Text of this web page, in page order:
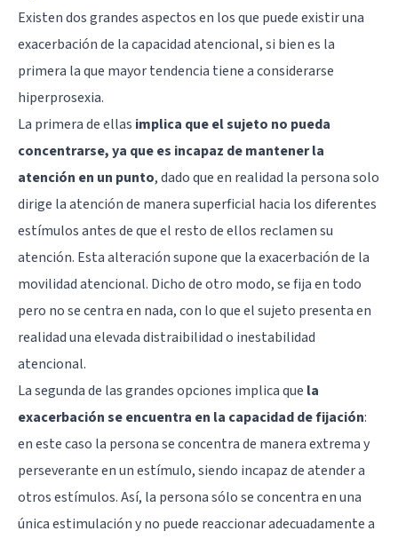
Existen dos grandes aspectos en los que puede existir una
exacerbación de la capacidad atencional, si bien es la
primera la que mayor tendencia tiene a considerarse
hiperprosexia.
La primera de ellas implica que el sujeto no pueda
concentrarse, ya que es incapaz de mantener la
atención en un punto, dado que en realidad la persona solo
dirige la atención de manera superficial hacia los diferentes
estímulos antes de que el resto de ellos reclamen su
atención. Esta alteración supone que la exacerbación de la
movilidad atencional. Dicho de otro modo, se fija en todo
pero no se centra en nada, con lo que el sujeto presenta en
realidad una elevada distraibilidad o inestabilidad
atencional.
La segunda de las grandes opciones implica que la
exacerbación se encuentra en la capacidad de fijación:
en este caso la persona se concentra de manera extrema y
perseverante en un estímulo, siendo incapaz de atender a
otros estímulos. Así, la persona sólo se concentra en una
única estimulación y no puede reaccionar adecuadamente a